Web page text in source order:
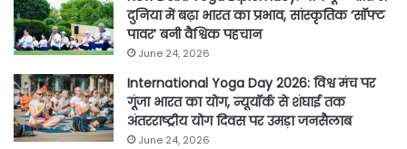
दुनिया में बढ़ा भारत का प्रभाव, सांस्कृतिक ‘सॉफ्ट
पावर’ बनी वैश्विक पहचान
June 24, 2026
International Yoga Day 2026: विश्व मंच पर
गूंजा भारत का योग, न्यूयॉर्क से शंघाई तक
अंतरराष्ट्रीय योग दिवस पर उमड़ा जनसैलाब
June 24, 2026